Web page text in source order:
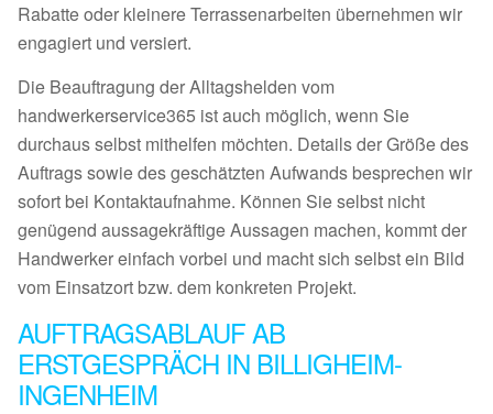
Rabatte oder kleinere Terrassenarbeiten übernehmen wir
engagiert und versiert.
Die Beauftragung der Alltagshelden vom
handwerkerservice365 ist auch möglich, wenn Sie
durchaus selbst mithelfen möchten. Details der Größe des
Auftrags sowie des geschätzten Aufwands besprechen wir
sofort bei Kontaktaufnahme. Können Sie selbst nicht
genügend aussagekräftige Aussagen machen, kommt der
Handwerker einfach vorbei und macht sich selbst ein Bild
vom Einsatzort bzw. dem konkreten Projekt.
AUFTRAGSABLAUF AB
ERSTGESPRÄCH IN BILLIGHEIM-
INGENHEIM